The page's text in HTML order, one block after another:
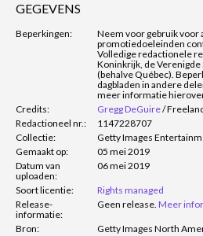
GEGEVENS
Beperkingen:
Neem voor gebruik
promotiedoeleinden
Volledige redactionele
Koninkrijk, de Verenigde
(behalve Québec).
dagbladen in andere
meer informatie
Credits:
Gregg DeGuire/
Redactioneel nr.:
1147228707
Collectie:
Getty Images
Gemaakt op:
05 mei 2019
Datum van
uploaden:
06 mei 2019
Soort licentie:
Rights managed
Release-
informatie:
Geen release. Meer
Bron:
Getty Images North